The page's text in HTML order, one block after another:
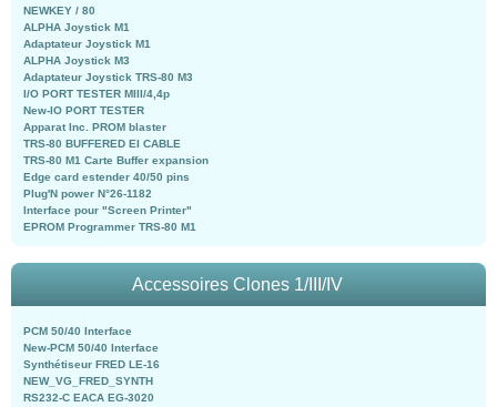
NEWKEY / 80
ALPHA Joystick M1
Adaptateur Joystick M1
ALPHA Joystick M3
Adaptateur Joystick TRS-80 M3
I/O PORT TESTER MIII/4,4p
New-IO PORT TESTER
Apparat Inc. PROM blaster
TRS-80 BUFFERED EI CABLE
TRS-80 M1 Carte Buffer expansion
Edge card estender 40/50 pins
Plug'N power N°26-1182
Interface pour "Screen Printer"
EPROM Programmer TRS-80 M1
Accessoires Clones 1/III/IV
PCM 50/40 Interface
New-PCM 50/40 Interface
Synthétiseur FRED LE-16
NEW_VG_FRED_SYNTH
RS232-C EACA EG-3020